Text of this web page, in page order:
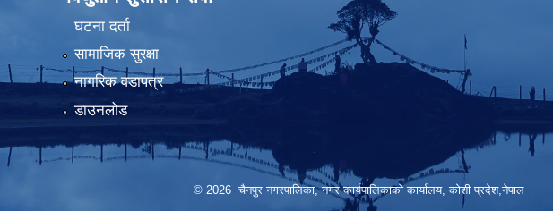
घटना दर्ता
सामाजिक सुरक्षा
नागरिक वडापत्र
डाउनलोड
© 2026 चैनपुर नगरपालिका, नगर कार्यपालिकाको कार्यालय, कोशी प्रदेश,नेपाल